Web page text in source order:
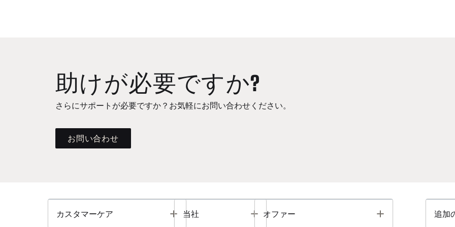
助けが必要ですか?
さらにサポートが必要ですか？お気軽にお問い合わせください。
お問い合わせ
カスタマーケア Toggle
当社 Toggle
オファー Toggle 追加